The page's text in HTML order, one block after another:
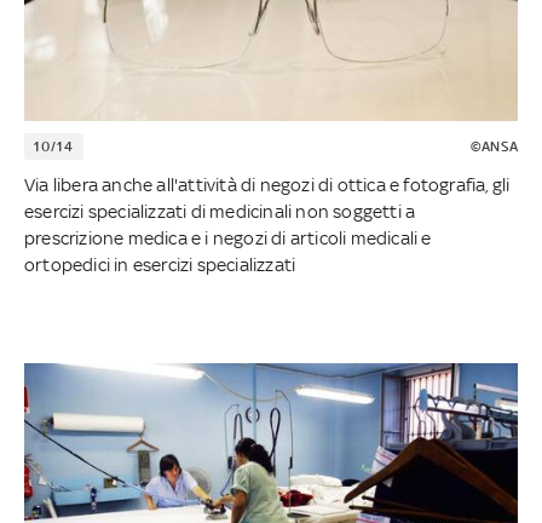
10/14 ©ANSA
Via libera anche all'attività di negozi di ottica e fotografia, gli
esercizi specializzati di medicinali non soggetti a
prescrizione medica e i negozi di articoli medicali e
ortopedici in esercizi specializzati